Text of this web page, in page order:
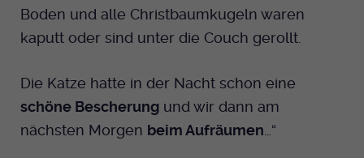
Boden und alle Christbaumkugeln waren
kaputt oder sind unter die Couch gerollt.
Die Katze hatte in der Nacht schon eine
schöne Bescherung und wir dann am
nächsten Morgen beim Aufräumen …“